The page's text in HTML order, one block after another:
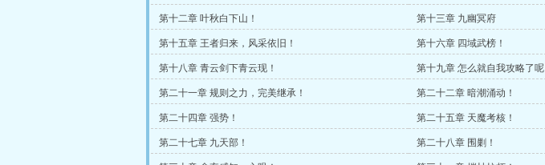
第十二章 叶秋白下山！ 第十三章 九幽冥府
第十五章 王者归来，风采依旧！ 第十六章 四域武榜！
第十八章 青云剑下青云现！ 第十九章 怎么就自我攻略了
第二十一章 规则之力，完美继承！ 第二十二章 暗潮涌动！
第二十四章 强势！ 第二十五章 天魔考核！
第二十七章 九天部！ 第二十八章 围剿！